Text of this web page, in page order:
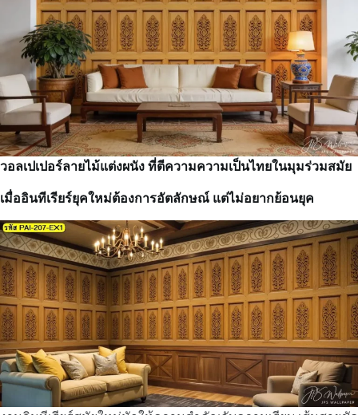
วอลเปเปอร์ลายไม้แต่งผนัง ที่ตีความความเป็นไทยในมุมร่วมสมัย
เมื่ออินทีเรียร์ยุคใหม่ต้องการอัตลักษณ์ แต่ไม่อยากย้อนยุค